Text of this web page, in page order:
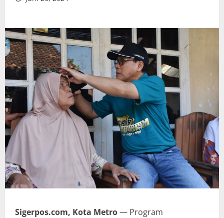
Sigerpos.com, Kota Metro— Program